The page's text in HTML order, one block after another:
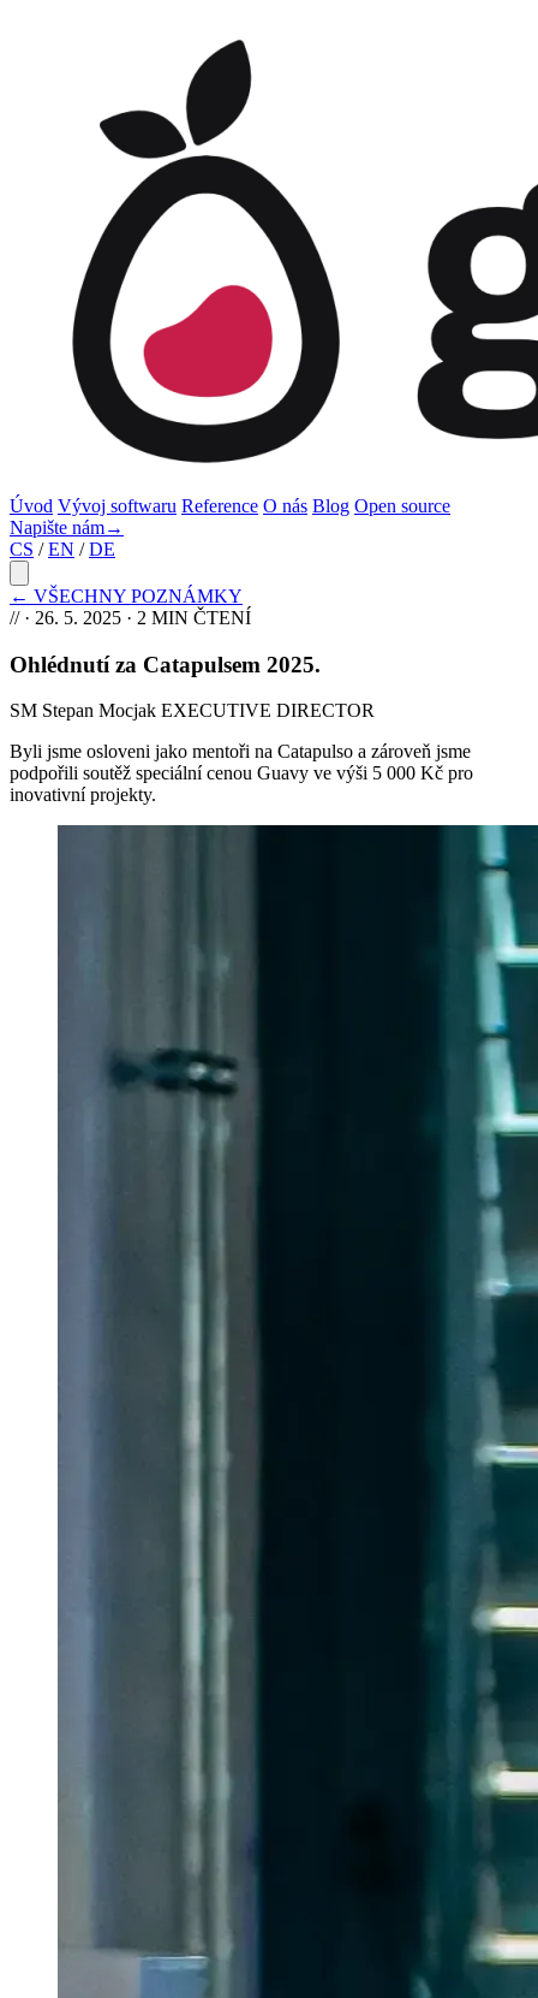
Úvod Vývoj softwaru Reference O nás Blog Open source
Napište nám→
CS / EN / DE
← VŠECHNY POZNÁMKY
// · 26. 5. 2025 · 2 MIN ČTENÍ
Ohlédnutí za Catapulsem 2025.
SM Stepan Mocjak EXECUTIVE DIRECTOR
Byli jsme osloveni jako mentoři na Catapulso a zároveň jsme
podpořili soutěž speciální cenou Guavy ve výši 5 000 Kč pro
inovativní projekty.